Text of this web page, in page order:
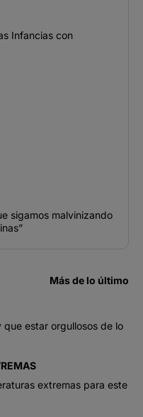
Infancias con
sigamos malvinizando
Más de lo último
que estar orgullosos de lo
extremas para este